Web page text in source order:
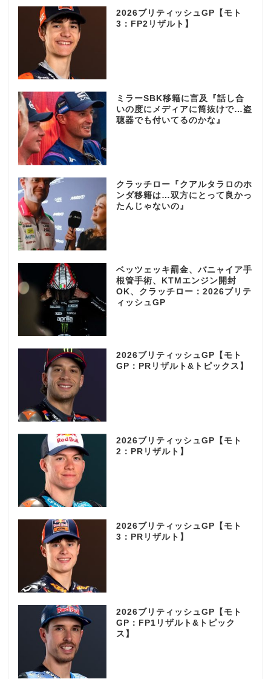
2026ブリティッシュGP【モト
3：FP2リザルト】
ミラーSBK移籍に言及『話し合
いの度にメディアに筒抜けで…盗
聴器でも付いてるのかな』
クラッチロー『クアルタラロのホ
ンダ移籍は…双方にとって良かっ
たんじゃないの』
ベッツェッキ罰金、バニャイア手
根管手術、KTMエンジン開封
OK、クラッチロー：2026ブリテ
ィッシュGP
2026ブリティッシュGP【モト
GP：PRリザルト&トピックス】
2026ブリティッシュGP【モト
2：PRリザルト】
2026ブリティッシュGP【モト
3：PRリザルト】
2026ブリティッシュGP【モト
GP：FP1リザルト&トピック
ス】